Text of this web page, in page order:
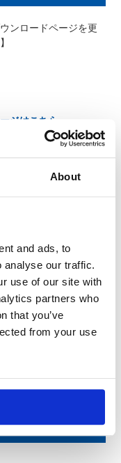
About
and ads, to
analyse our traffic.
use of our site with
partners who
that you’ve
from your use
ンロードページを更
ジはこちら